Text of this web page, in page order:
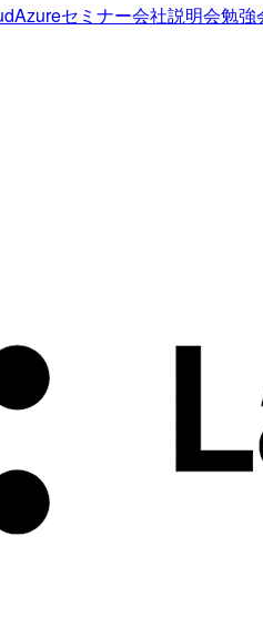
Azureセミナー会社説明会勉強